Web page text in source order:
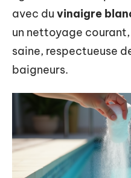
avec du vinaigre
un nettoyage
saine, respectueuse
baigneurs.